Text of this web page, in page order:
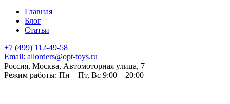
Главная
Блог
Статьи
+7 (499) 112-49-58
Email: allorders@opt-toys.ru
Россия, Москва, Автомоторная улица, 7
Режим работы: Пн—Пт, Вс 9:00—20:00